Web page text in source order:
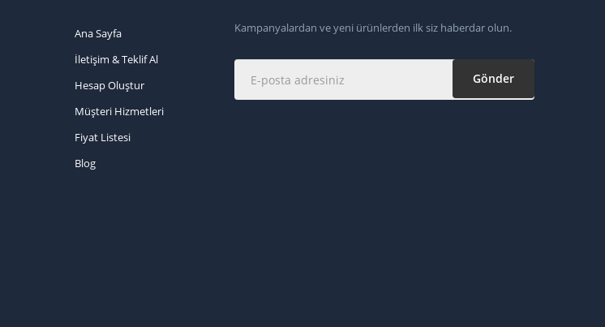
Ana Sayfa
İletişim & Teklif Al
Hesap Oluştur
Müşteri Hizmetleri
Fiyat Listesi
Blog
Kampanyalardan ve yeni ürünlerden ilk siz haberdar olun.
Gönder